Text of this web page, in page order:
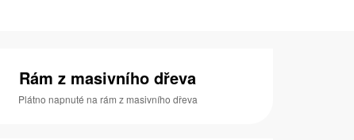
Rám z masivního dřeva
Plátno napnuté na rám z masivního dřeva